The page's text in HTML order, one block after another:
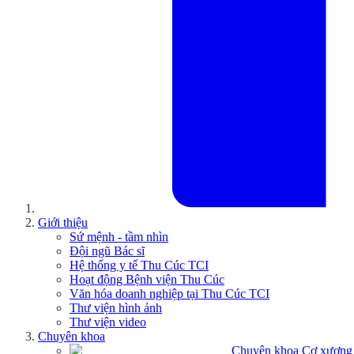
Giới thiệu
Sứ mệnh - tầm nhìn
Đội ngũ Bác sĩ
Hệ thống y tế Thu Cúc TCI
Hoạt động Bệnh viện Thu Cúc
Văn hóa doanh nghiệp tại Thu Cúc TCI
Thư viện hình ảnh
Thư viện video
Chuyên khoa
Chuyên khoa Cơ